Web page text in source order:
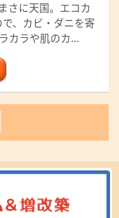
さに天国。エコカ
、カビ・ダニを寄
カラや肌のカ...